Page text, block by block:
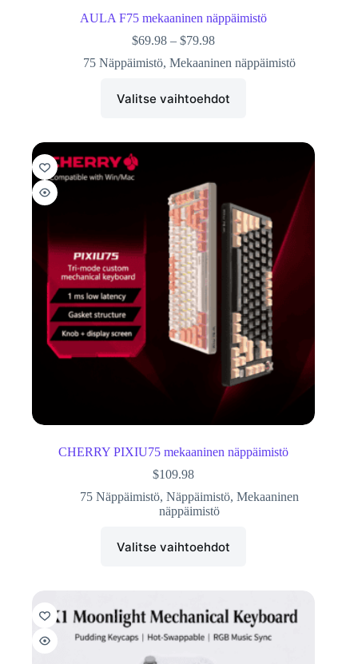
AULA F75 mekaaninen näppäimistö
$69.98 – $79.98
75 Näppäimistö,Mekaaninen näppäimistö
Valitse vaihtoehdot
CHERRY PIXIU75 mekaaninen näppäimistö
$109.98
75 Näppäimistö,Näppäimistö,Mekaaninen
näppäimistö
Valitse vaihtoehdot